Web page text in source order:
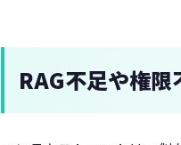
RAG不足や権